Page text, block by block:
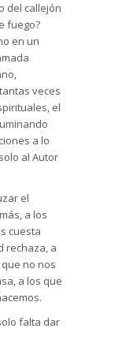
del callejón
fuego?
en un
veces
el
a lo
al Autor
el
a los
cuesta
rechaza, a
no nos
a los que
falta dar